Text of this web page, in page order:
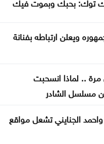
ويعلن ارتباطه بفنانة
.. لماذا انسحبت
الشادر
الجنايني تشعل مواقع